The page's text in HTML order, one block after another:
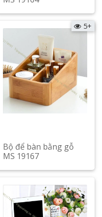
Xem chi tiết
5+
Bộ để bàn bằng gỗ
MS 19167
Xem chi tiết